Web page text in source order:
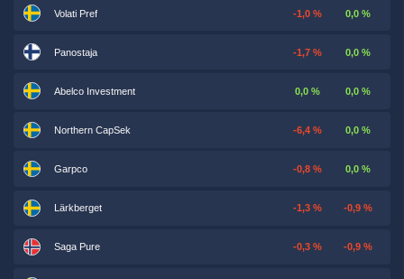
Volati Pref -1,0 % 0,0 %
Panostaja -1,7 % 0,0 %
Abelco Investment 0,0 % 0,0 %
Northern CapSek -6,4 % 0,0 %
Garpco -0,8 % 0,0 %
Lärkberget -1,3 % -0,9 %
Saga Pure -0,3 % -0,9 %